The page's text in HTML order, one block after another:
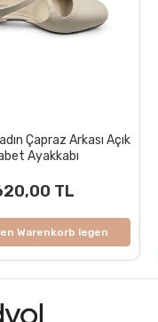
Çapraz Arkası Açık
Ayakkabı
TL
Warenkorb legen